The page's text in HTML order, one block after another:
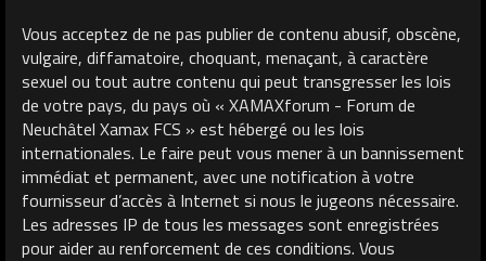
Vous acceptez de ne pas publier de contenu abusif, obscène,
vulgaire, diffamatoire, choquant, menaçant, à caractère
sexuel ou tout autre contenu qui peut transgresser les lois
de votre pays, du pays où « XAMAXforum - Forum de
Neuchâtel Xamax FCS » est hébergé ou les lois
internationales. Le faire peut vous mener à un bannissement
immédiat et permanent, avec une notification à votre
fournisseur d’accès à Internet si nous le jugeons nécessaire.
Les adresses IP de tous les messages sont enregistrées
pour aider au renforcement de ces conditions. Vous